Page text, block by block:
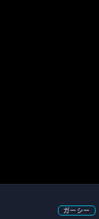
ガーシー